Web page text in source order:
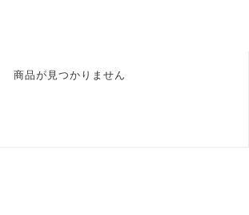
商品が見つかりません